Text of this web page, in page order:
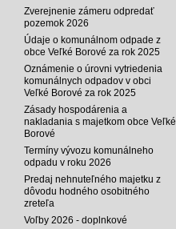
Zverejnenie zámeru odpredať
pozemok 2026
Údaje o komunálnom odpade z
obce Veľké Borové za rok 2025
Oznámenie o úrovni vytriedenia
komunálnych odpadov v obci
Veľké Borové za rok 2025
Zásady hospodárenia a
nakladania s majetkom obce Veľké
Borové
Termíny vývozu komunálneho
odpadu v roku 2026
Predaj nehnuteľného majetku z
dôvodu hodného osobitného
zreteľa
Voľby 2026 - doplnkové